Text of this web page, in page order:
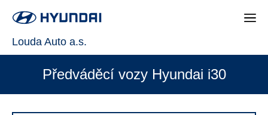
Louda Auto a.s.
Předváděcí vozy Hyundai i30